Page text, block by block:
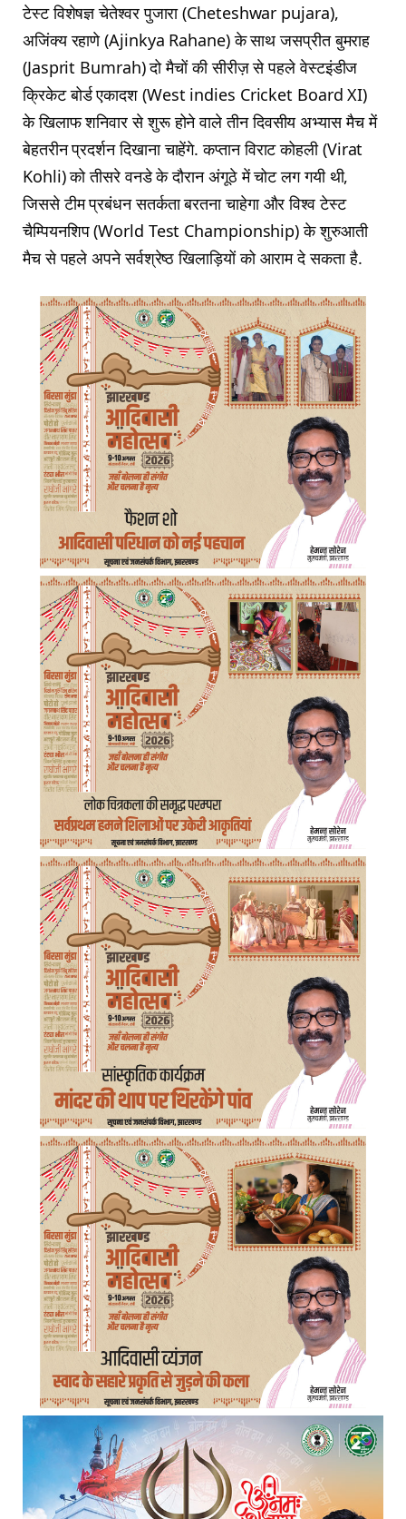
टेस्ट विशेषज्ञ चेतेश्वर पुजारा (Cheteshwar pujara),
अजिंक्य रहाणे (Ajinkya Rahane) के साथ जसप्रीत बुमराह
(Jasprit Bumrah) दो मैचों की सीरीज़ से पहले वेस्टइंडीज
क्रिकेट बोर्ड एकादश (West indies Cricket Board XI)
के खिलाफ शनिवार से शुरू होने वाले तीन दिवसीय अभ्यास मैच में
बेहतरीन प्रदर्शन दिखाना चाहेंगे. कप्तान विराट कोहली (Virat
Kohli) को तीसरे वनडे के दौरान अंगूठे में चोट लग गयी थी,
जिससे टीम प्रबंधन सतर्कता बरतना चाहेगा और विश्व टेस्ट
चैम्पियनशिप (World Test Championship) के शुरुआती
मैच से पहले अपने सर्वश्रेष्ठ खिलाड़ियों को आराम दे सकता है.